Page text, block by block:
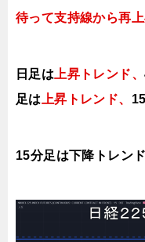
待って支持線から再
日足は 上昇トレンド、
足は
上昇ト レンド、
15分足は下降トレン